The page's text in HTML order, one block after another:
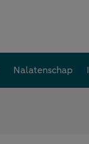
Nalatenschap